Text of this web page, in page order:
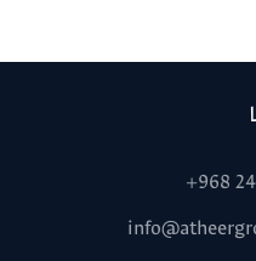
+968